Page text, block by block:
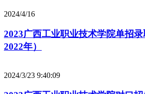
2024/4/16
2023广西工业职业技术学院单招
2022年）
2024/3/23 9:40:09